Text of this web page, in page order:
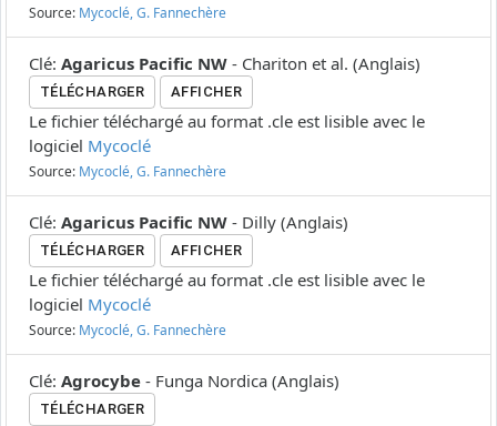
Source: Mycoclé, G. Fannechère
Clé: Agaricus Pacific NW - Chariton et al. (Anglais)
TÉLÉCHARGER AFFICHER
Le fichier téléchargé au format .cle est lisible avec le
logiciel Mycoclé
Source: Mycoclé, G. Fannechère
Clé: Agaricus Pacific NW - Dilly (Anglais)
TÉLÉCHARGER AFFICHER
Le fichier téléchargé au format .cle est lisible avec le
logiciel Mycoclé
Source: Mycoclé, G. Fannechère
Clé: Agrocybe - Funga Nordica (Anglais)
TÉLÉCHARGER